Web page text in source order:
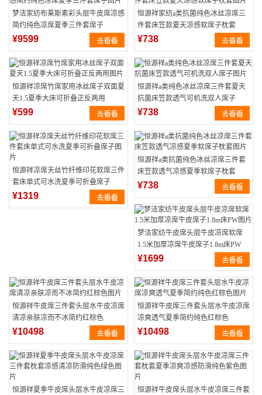
梦洁家纺布莱斯素彩头层牛皮席凉感
简约纯色凉席夏季三件套席子
¥9599
恒源祥家纺a类抗菌纯色冰丝凉席三
件套床笠款夏天凉感软席子枕套
¥738
恒源祥凉席竹席家用冰丝席子双面夏
天1.5夏季大床可折叠正反两用
¥599
恒源祥a类纯色冰丝凉席三件套夏天
抗菌床笠款透气可机洗双人席子
¥738
恒源祥凉席天丝竹纤维印花软席三件
套床单式可水洗夏季可折叠席子
¥1319
恒源祥a类抗菌纯色冰丝凉席三件套
床笠款透气凉感夏季软席子枕套
¥738
梦洁家纺牛皮席头层牛皮凉席软席
1.5米加厚凉席牛皮席子1.8m床PW
¥1699
恒源祥牛皮席三件套头层水牛皮凉席
清凉亲肤凉而不冰简约红棕色
¥10498
恒源祥牛皮席三件套头层水牛皮凉席
凉爽透气夏季简约纯色红棕色
¥10498
恒源祥夏季牛皮席头层水牛皮凉席三 恒源祥牛皮席头层水牛皮凉席三件套